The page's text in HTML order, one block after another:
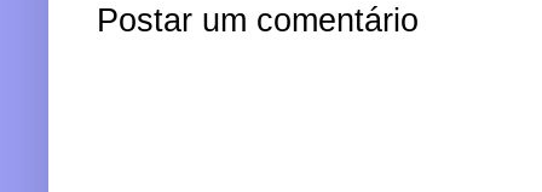
Postar um comentário